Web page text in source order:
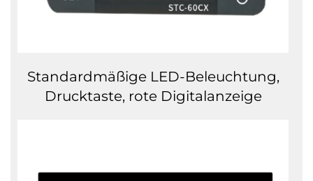
Standardmäßige LED-Beleuchtung,
Drucktaste, rote Digitalanzeige